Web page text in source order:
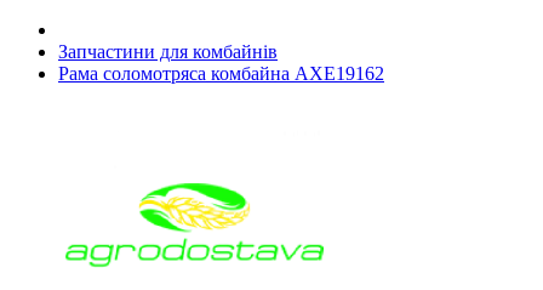
Запчастини для комбайнів
Рама соломотряса комбайна AXE19162